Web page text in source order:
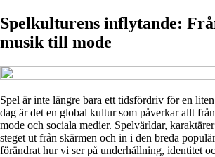
Spelkulturens inflytande:
musik till mode
Spel är inte längre bara ett tidsfördriv för en
dag är det en global kultur som påverkar allt
mode och sociala medier. Spelvärldar,
steget ut från skärmen och in i den breda
förändrat hur vi ser på underhållning, identitet